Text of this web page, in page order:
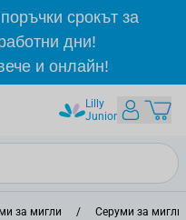
срокът за
дни!
и онлайн!
Lilly
Junior
за мигли / Серуми за мигли